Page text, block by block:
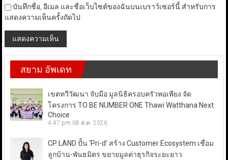
บันทึกชื่อ, อีเมล และชื่อเว็บไซต์ของฉันบนเบราว์เซอร์นี้ สำหรับการ
แสดงความเห็นครั้งถัดไป
สยาม อัพเดท
เขตทวีวัฒนา จับมือ มูลนิธิครอบครัวพอเพียง จัด
โครงการ TO BE NUMBER ONE Thawi Watthana Next
Choice
4:47 pm 08 ส.ค. 2026
CP LAND ปั้น ‘Pri-d’ สร้าง Customer Ecosystem เชื่อม
ลูกบ้าน-พันธมิตร ขยายมูลค่าธุรกิจระยะยาว